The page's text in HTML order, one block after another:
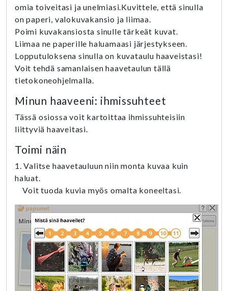
omia toiveitasi ja unelmiasi.Kuvittele, että sinulla
on paperi, valokuvakansio ja liimaa.
Poimi kuvakansiosta sinulle tärkeät kuvat.
Liimaa ne paperille haluamaasi järjestykseen.
Lopputuloksena sinulla on kuvataulu haaveistasi!
Voit tehdä samanlaisen haavetaulun tällä
tietokoneohjelmalla.
Minun haaveeni: ihmissuhteet
Tässä osiossa voit kartoittaa ihmissuhteisiin
liittyviä haaveitasi.
Toimi näin
1. Valitse haavetauluun niin monta kuvaa kuin
haluat.
Voit tuoda kuvia myös omalta koneeltasi.